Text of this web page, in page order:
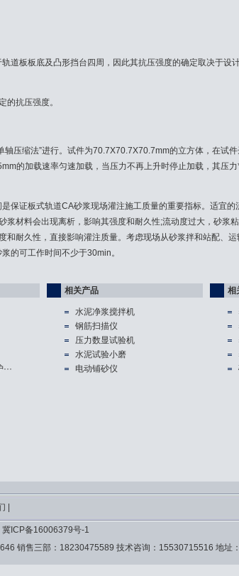
道板板底及凸形挡台四周，因此其抗压强度的确定取决于设
抗压强度。
轴压缩法”进行。试件为70.7X70.7X70.7mm的立方体，在试
的加载速率匀速加载，当压力不再上升时停止加载，其压
保证板式轨道CA砂浆现场灌注施工质量的重要指标。适宜
浆材料会出现离析，影响其强度和耐久性;流动度过大，砂浆
和耐久性，直接影响灌注质量。考虑现场从砂浆拌和站配、运
的可工作时间不少于30min。
相关产品
水泥净浆搅拌机
钢筋扫描仪
压力数显试验机
水泥试验小磨
电动铺砂仪
相
冀ICP备16006379号-1
销售三部：18230475589 技术咨询：15530715516 地址